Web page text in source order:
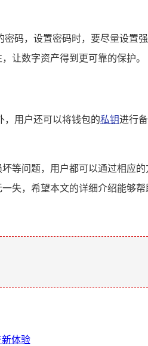
码，设置密码时，要尽量设
让数字资产得到更可靠的保护。
，用户还可以将钱包的私钥进行
等问题，用户都可以通过相应
失，希望本文的详细介绍能够
新体验